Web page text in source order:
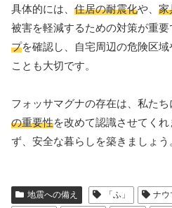
具体的には、 住居の耐震化や、 家
被害を軽減するための対策が重要
プを確認し、自宅周辺の危険区
ことも大切です。
フォッサマグナの存在は、私たち
の重要性を改めて認識させてく
ず、安全な暮らしを築きましょう
地震への備え 「ふ」 ナウ